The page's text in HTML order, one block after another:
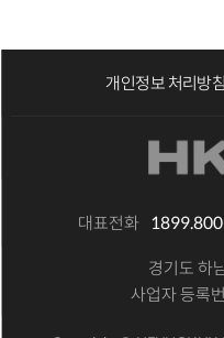
개인정보 처리방침
대표전화
경기도 하
사업자 등록